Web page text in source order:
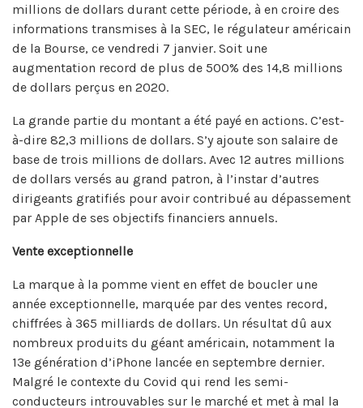
millions de dollars durant cette période, à en croire des
informations transmises à la SEC, le régulateur américain
de la Bourse, ce vendredi 7 janvier. Soit une
augmentation record de plus de 500% des 14,8 millions
de dollars perçus en 2020.
La grande partie du montant a été payé en actions. C’est-
à-dire 82,3 millions de dollars. S’y ajoute son salaire de
base de trois millions de dollars. Avec 12 autres millions
de dollars versés au grand patron, à l’instar d’autres
dirigeants gratifiés pour avoir contribué au dépassement
par Apple de ses objectifs financiers annuels.
Vente exceptionnelle
La marque à la pomme vient en effet de boucler une
année exceptionnelle, marquée par des ventes record,
chiffrées à 365 milliards de dollars. Un résultat dû aux
nombreux produits du géant américain, notamment la
13e génération d’iPhone lancée en septembre dernier.
Malgré le contexte du Covid qui rend les semi-
conducteurs introuvables sur le marché et met à mal la